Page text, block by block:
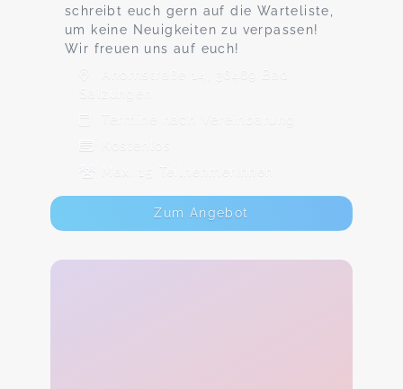
schreibt euch gern auf die Warteliste,
um keine Neuigkeiten zu verpassen!
Wir freuen uns auf euch!
Ahornstraße 14, 36469 Bad
Salzungen
Termine nach Vereinbarung
Max. 15 TeilnehmerInnen
Zum Angebot